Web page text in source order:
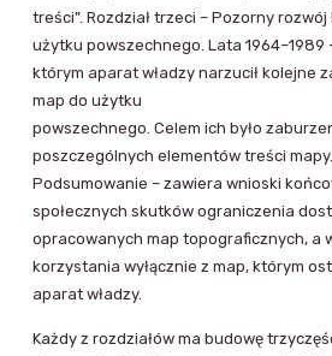
treści”. Rozdział trzeci – Pozorny
użytku powszechnego. Lata 1964–1989
którym aparat władzy narzucił kolejne
map do użytku
powszechnego. Celem ich było
poszczególnych elementów treści
Podsumowanie – zawiera wnioski
społecznych skutków ograniczenia
opracowanych map topograficznych, a
korzystania wyłącznie z map, którym
aparat władzy.
Każdy z rozdziałów ma budowę